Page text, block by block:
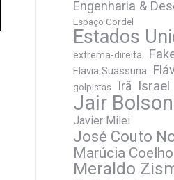
Engenharia &
Espaço Cordel
Estados
extrema-direita
Flávia Suassuna
golpistas Irã Israel
Jair
Javier Milei
José Couto
Marúcia Coelho
Meraldo